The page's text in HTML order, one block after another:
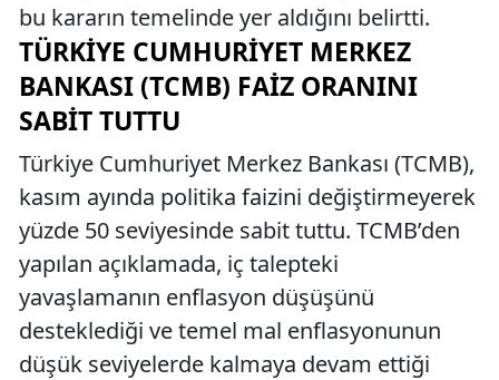
bu kararın temelinde yer aldığını belirtti.
TÜRKIYE CUMHURIYET MERKEZ
BANKASI (TCMB) FAIZ ORANINI
SABIT TUTTU
Türkiye Cumhuriyet Merkez Bankası (TCMB),
kasım ayında politika faizini değiştirmeyerek
yüzde 50 seviyesinde sabit tuttu. TCMB’den
yapılan açıklamada, iç talepteki
yavaşlamanın enflasyon düşüşünü
desteklediği ve temel mal enflasyonunun
düşük seviyelerde kalmaya devam ettiği